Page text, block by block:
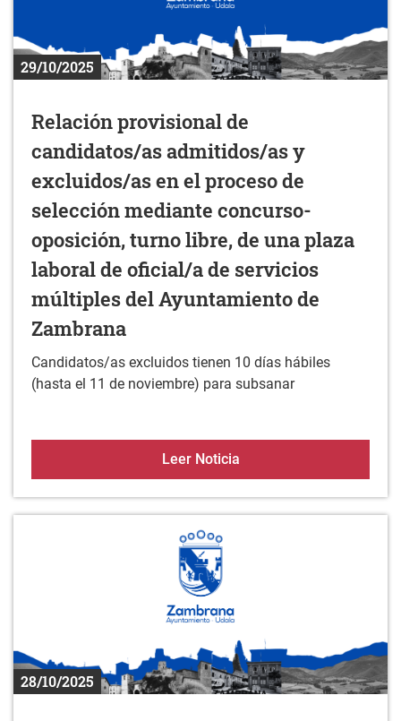
29/10/2025
Relación provisional de
candidatos/as admitidos/as y
excluidos/as en el proceso de
selección mediante concurso-
oposición, turno libre, de una plaza
laboral de oficial/a de servicios
múltiples del Ayuntamiento de
Zambrana
Candidatos/as excluidos tienen 10 días hábiles
(hasta el 11 de noviembre) para subsanar
Leer NoticiaRelación provisional de
28/10/2025